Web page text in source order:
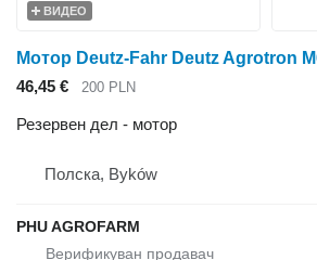
ВИДЕО
46,45 € 200 PLN
Резервен дел - мотор
Полска, Byków
PHU AGROFARM